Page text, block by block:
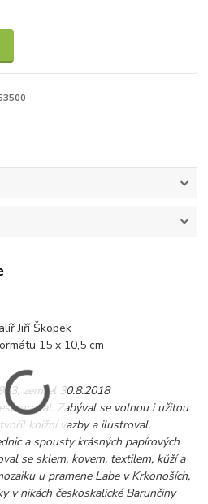
Jiří Škopek
15 x 10,5 cm
zemřel 30.8.2018
Zabýval se volnou i užitou
knižní vazby a ilustroval.
a spousty krásných papírových
se sklem, kovem, textilem, kůží a
u pramene Labe v Krkonoších,
v nikách českoskalické Barunčiny